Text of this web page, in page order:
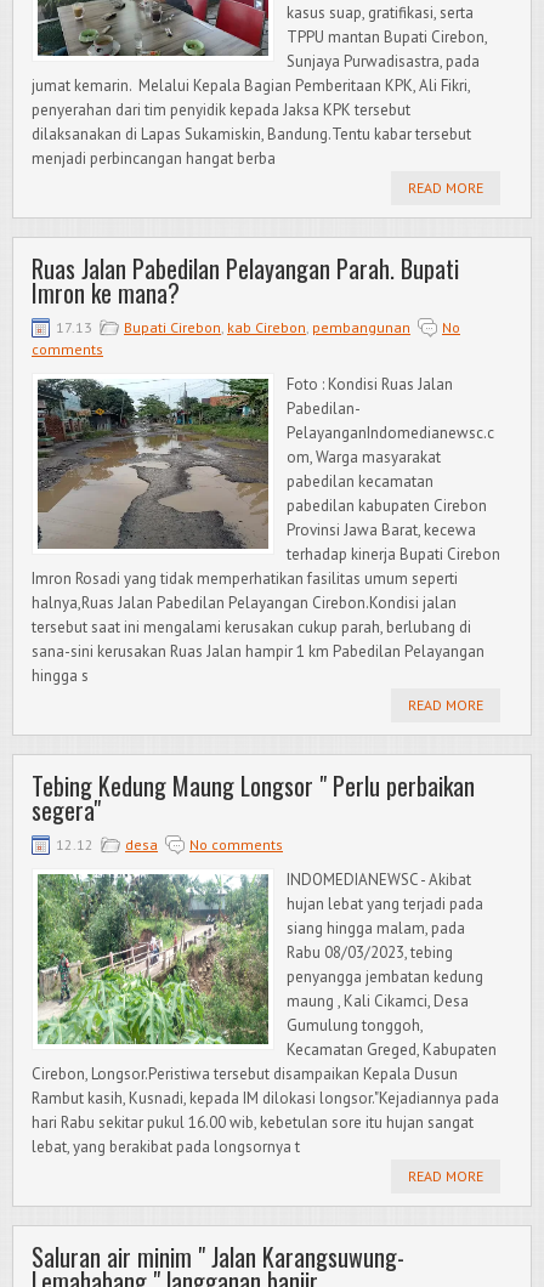
kasus suap, gratifikasi, serta
TPPU mantan Bupati Cirebon,
Sunjaya Purwadisastra, pada
jumat kemarin. Melalui Kepala Bagian Pemberitaan KPK, Ali Fikri,
penyerahan dari tim penyidik kepada Jaksa KPK tersebut
dilaksanakan di Lapas Sukamiskin, Bandung.Tentu kabar tersebut
menjadi perbincangan hangat berba
READ MORE
Ruas Jalan Pabedilan Pelayangan Parah. Bupati
Imron ke mana?
17.13 Bupati Cirebon, kab Cirebon, pembangunan
No
comments
Foto : Kondisi Ruas Jalan
Pabedilan-
PelayanganIndomedianewsc.c
om, Warga masyarakat
pabedilan kecamatan
pabedilan kabupaten Cirebon
Provinsi Jawa Barat, kecewa
terhadap kinerja Bupati Cirebon
Imron Rosadi yang tidak memperhatikan fasilitas umum seperti
halnya,Ruas Jalan Pabedilan Pelayangan Cirebon.Kondisi jalan
tersebut saat ini mengalami kerusakan cukup parah, berlubang di
sana-sini kerusakan Ruas Jalan hampir 1 km Pabedilan Pelayangan
hingga s
READ MORE
Tebing Kedung Maung Longsor " Perlu perbaikan
segera"
12.12 desa No comments
INDOMEDIANEWSC - Akibat
hujan lebat yang terjadi pada
siang hingga malam, pada
Rabu 08/03/2023, tebing
penyangga jembatan kedung
maung , Kali Cikamci, Desa
Gumulung tonggoh,
Kecamatan Greged, Kabupaten
Cirebon, Longsor.Peristiwa tersebut disampaikan Kepala Dusun
Rambut kasih, Kusnadi, kepada IM dilokasi longsor."Kejadiannya pada
hari Rabu sekitar pukul 16.00 wib, kebetulan sore itu hujan sangat
lebat, yang berakibat pada longsornya t
READ MORE
Saluran air minim " Jalan Karangsuwung-